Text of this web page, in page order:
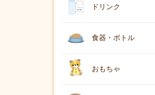
ドリンク
食器・ボトル
おもちゃ